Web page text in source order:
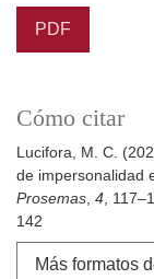
PDF
Cómo citar
Lucifora, M. C.
de impersonalidad
Prosemas, 4,
142
Más formatos